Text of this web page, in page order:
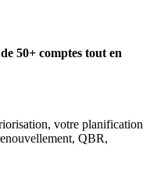
50+ comptes tout en
votre planification
QBR,